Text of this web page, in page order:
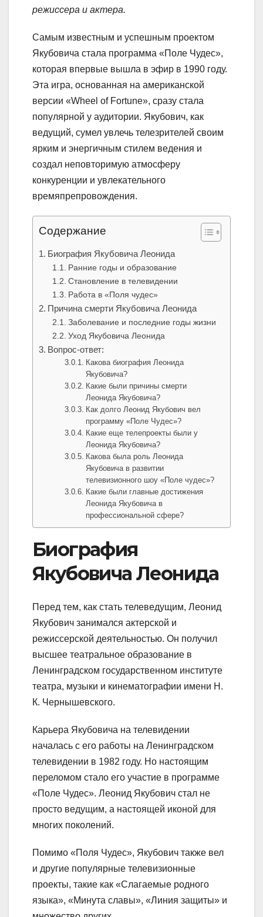
режиссера и актера.
Самым известным и успешным проектом
Якубовича стала программа «Поле Чудес»,
которая впервые вышла в эфир в 1990 году.
Эта игра, основанная на американской
версии «Wheel of Fortune», сразу стала
популярной у аудитории. Якубович, как
ведущий, сумел увлечь телезрителей своим
ярким и энергичным стилем ведения и
создал неповторимую атмосферу
конкуренции и увлекательного
времяпрепровождения.
Содержание
Биография Якубовича Леонида
Ранние годы и образование
Становление в телевидении
Работа в «Поля чудес»
Причина смерти Якубовича Леонида
Заболевание и последние годы жизни
Уход Якубовича Леонида
Вопрос-ответ:
Какова биография Леонида
Якубовича?
Какие были причины смерти
Леонида Якубовича?
Как долго Леонид Якубович вел
программу «Поле Чудес»?
Какие еще телепроекты были у
Леонида Якубовича?
Какова была роль Леонида
Якубовича в развитии
телевизионного шоу «Поле чудес»?
Какие были главные достижения
Леонида Якубовича в
профессиональной сфере?
Биография
Якубовича Леонида
Перед тем, как стать телеведущим, Леонид
Якубович занимался актерской и
режиссерской деятельностью. Он получил
высшее театральное образование в
Ленинградском государственном институте
театра, музыки и кинематографии имени Н.
К. Чернышевского.
Карьера Якубовича на телевидении
началась с его работы на Ленинградском
телевидении в 1982 году. Но настоящим
переломом стало его участие в программе
«Поле Чудес». Леонид Якубович стал не
просто ведущим, а настоящей иконой для
многих поколений.
Помимо «Поля Чудес», Якубович также вел
и другие популярные телевизионные
проекты, такие как «Слагаемые родного
языка», «Минута славы», «Линия защиты» и